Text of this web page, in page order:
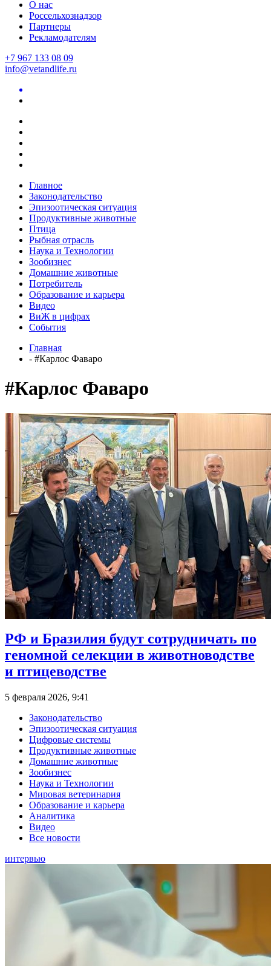
О нас
Россельхознадзор
Партнеры
Рекламодателям
+7 967 133 08 09
info@vetandlife.ru
Главное
Законодательство
Эпизоотическая ситуация
Продуктивные животные
Птица
Рыбная отрасль
Наука и Технологии
Зообизнес
Домашние животные
Потребитель
Образование и карьера
Видео
ВиЖ в цифрах
События
Главная
- #Карлос Фаваро
#Карлос Фаваро
РФ и Бразилия будут сотрудничать по
геномной селекции в животноводстве
и птицеводстве
5 февраля 2026, 9:41
Законодательство
Эпизоотическая ситуация
Цифровые системы
Продуктивные животные
Домашние животные
Зообизнес
Наука и Технологии
Мировая ветеринария
Образование и карьера
Аналитика
Видео
Все новости
интервью